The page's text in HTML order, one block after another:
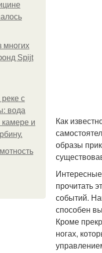
многих
Spijt
с
вода
камере и
Как
образы
прочитать
событий.
способен
Кроме
ногах,